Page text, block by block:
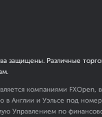
защищены. Различные
компаниями FXOpen,
в Англии и Уэльсе под
Управлением по